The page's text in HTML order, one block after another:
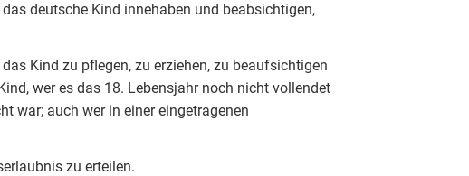
deutsche Kind innehaben und beabsichtigen,
Kind zu pflegen, zu erziehen, zu beaufsichtigen
wer es das 18. Lebensjahr noch nicht vollendet
war; auch wer in einer eingetragenen
zu erteilen.